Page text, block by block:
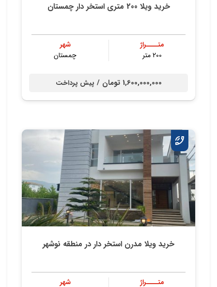
خرید ویلا 200 متری استخر دار چمستان
متــــراژ
200 متر
شهر
چمستان
1,600,000,000 تومان / پیش پرداخت
خرید ویلا مدرن استخر دار در منطقه نوشهر
متــــراژ
شهر